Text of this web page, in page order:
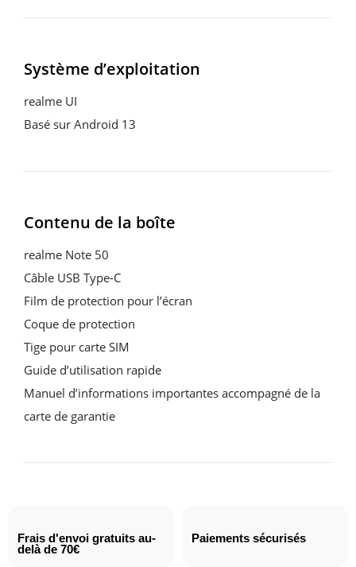
Système d’exploitation
realme UI
Basé sur Android 13
Contenu de la boîte
realme Note 50
Câble USB Type-C
Film de protection pour l’écran
Coque de protection
Tige pour carte SIM
Guide d’utilisation rapide
Manuel d’informations importantes accompagné de la
carte de garantie
Frais d'envoi gratuits au-
delà de 70€
Paiements sécurisés